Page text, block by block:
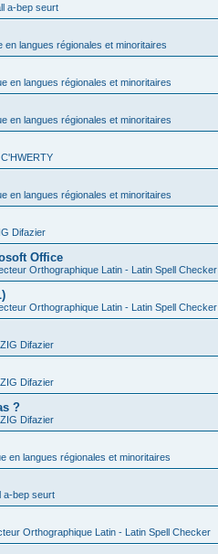
a-bep seurt
en langues régionales et minoritaires
en langues régionales et minoritaires
en langues régionales et minoritaires
en langues régionales et minoritaires
Difazier
Office
Orthographique Latin - Latin Spell Checker
Orthographique Latin - Latin Spell Checker
Difazier
Difazier
?
Difazier
en langues régionales et minoritaires
a-bep seurt
Orthographique Latin - Latin Spell Checker